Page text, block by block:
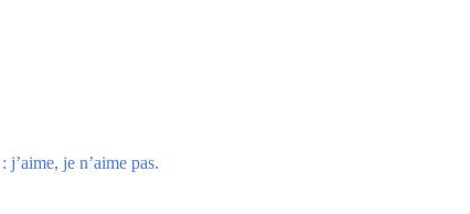
je n’aime pas.